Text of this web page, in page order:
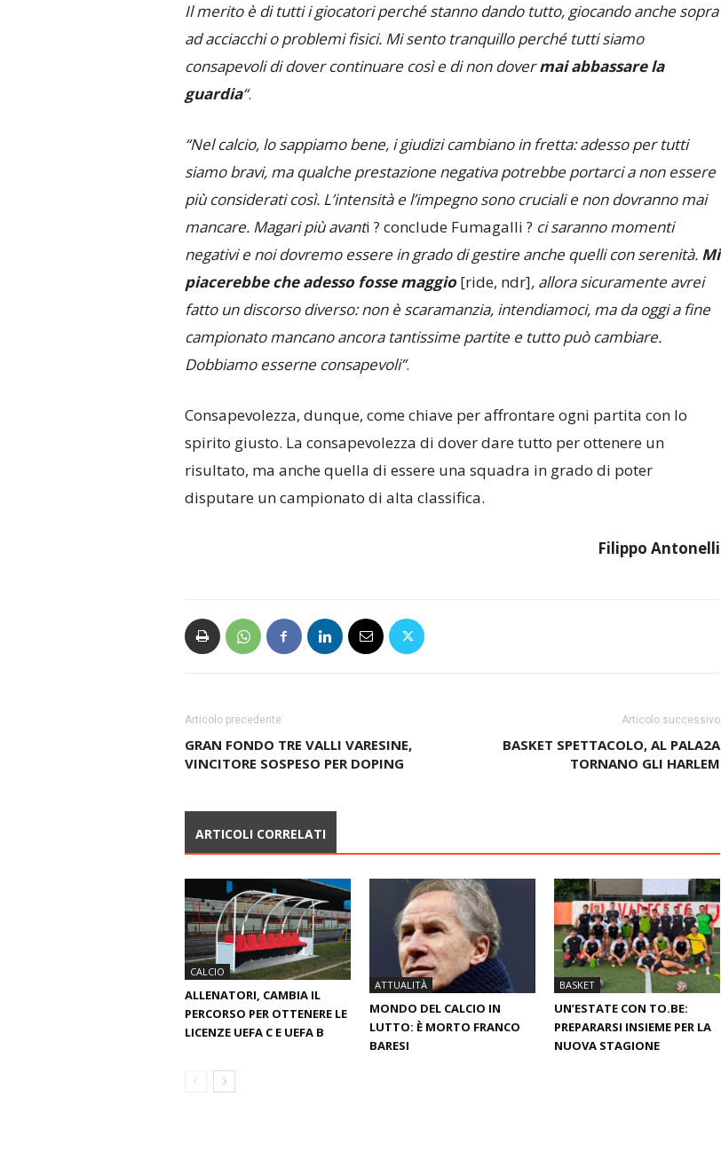
Il merito è di tutti i giocatori perché stanno dando tutto, giocando anche sopra
ad acciacchi o problemi fisici. Mi sento tranquillo perché tutti siamo
consapevoli di dover continuare così e di non dovermai abbassare la
guardia“.
“Nel calcio, lo sappiamo bene, i giudizi cambiano in fretta: adesso per tutti
siamo bravi, ma qualche prestazione negativa potrebbe portarci a non essere
più considerati così. L’intensità e l’impegno sono cruciali e non dovranno mai
mancare. Magari più avanti ? conclude Fumagalli ? ci saranno momenti
negativi e noi dovremo essere in grado di gestire anche quelli con serenità. Mi
piacerebbe che adesso fosse maggio[ride, ndr], allora sicuramente avrei
fatto un discorso diverso: non è scaramanzia, intendiamoci, ma da oggi a fine
campionato mancano ancora tantissime partite e tutto può cambiare.
Dobbiamo esserne consapevoli”.
Consapevolezza, dunque, come chiave per affrontare ogni partita con lo
spirito giusto. La consapevolezza di dover dare tutto per ottenere un
risultato, ma anche quella di essere una squadra in grado di poter
disputare un campionato di alta classifica.
Filippo Antonelli
Articolo precedente
GRAN FONDO TRE VALLI VARESINE,
VINCITORE SOSPESO PER DOPING
Articolo successivo
BASKET SPETTACOLO, AL PALA2A
TORNANO GLI HARLEM
ARTICOLI CORRELATI
CALCIO
ALLENATORI, CAMBIA IL
PERCORSO PER OTTENERE LE
LICENZE UEFA C E UEFA B
ATTUALITÀ
MONDO DEL CALCIO IN
LUTTO: È MORTO FRANCO
BARESI
BASKET
UN’ESTATE CON TO.BE:
PREPARARSI INSIEME PER LA
NUOVA STAGIONE